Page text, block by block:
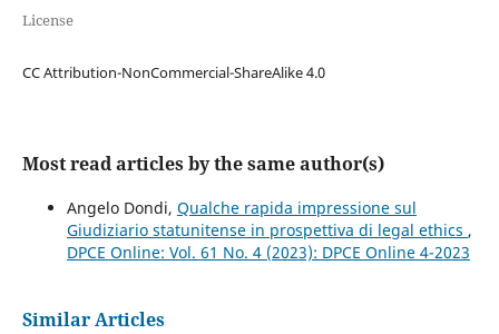
License
CC Attribution-NonCommercial-ShareAlike 4.0
Most read articles by the same author(s)
Angelo Dondi, Qualche rapida impressione sul
Giudiziario statunitense in prospettiva di legal ethics ,
DPCE Online: Vol. 61 No. 4 (2023): DPCE Online 4-2023
Similar Articles